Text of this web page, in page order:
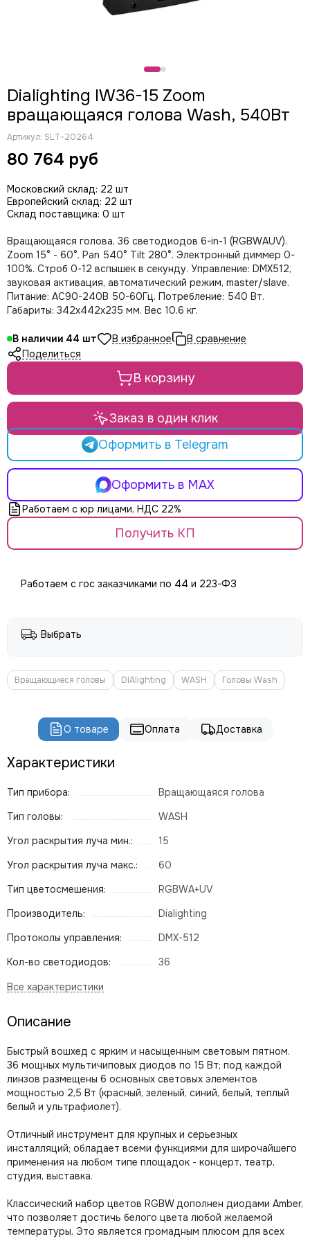
DJ POWER
Fine ART
Elation
ETC
EXE TECHNOLOGY (LITEC)
Global Effects
High End Systems
I LIGHTING
INVOLIGHT
JB LIGHTING
LE MAITRE
LightCraft
Light Sky
Look Solutions
LevelUp цепные тали
MA Lighting
Magmatic FX
Neutron
NICOLAUDIE (SUNLITE)
NICOLAUDIE ARCHITECTURAL
Philips
ROBE
PROLIGHTS
Seetronic
ShowLight
SmokeGENIE
SMOKE FACTORY
STAGE4
Stagemaker
YODN
ЯRILO Pro
CVGAUDIO
СТРОЙЦИРК
Dialighting IW36-15 Zoom
вращающаяся голова Wash, 540Вт
Артикул: SLT-20264
80 764 руб
Московский склад: 22 шт
Европейский склад: 22 шт
Склад поставщика: 0 шт
Вращающаяся голова, 36 светодиодов 6-in-1 (RGBWAUV).
Zoom 15° - 60°. Раn 540° Tilt 280°. Электронный диммер 0-
100%. Строб 0-12 вспышек в секунду. Управление: DMX512,
звуковая активация, автоматический режим, master/slave.
Питание: AC90-240В 50-60Гц. Потребление: 540 Вт.
Габариты: 342х442х235 мм. Вес 10.6 кг.
В наличии 44
Поделиться
В корзину
Заказ в один клик
Оформить в Telegram
Оформить в MAX
Работаем с юр лицами, НДС 22%
Получить КП
Работаем с гос заказчиками по 44 и 223-ФЗ
Выбрать
Вращающиеся головы DIAlighting WASH Головы Wash
О товаре Оплата Доставка
Характеристики
Тип прибора:
Вращающаяся голова
Тип головы:
WASH
Угол раскрытия луча мин.:
15
Угол раскрытия луча макс.:
60
Тип цветосмешения:
RGBWA+UV
Производитель:
Dialighting
Протоколы управления:
DMX-512
Кол-во светодиодов:
36
Описание
Быстрый вошхед с ярким и насыщенным световым пятном.
36 мощных мультичиповых диодов по 15 Вт; под каждой
линзов размещены 6 основных световых элементов
мощностью 2,5 Вт (красный, зеленый, синий, белый, теплый
белый и ультрафиолет).
Отличный инструмент для крупных и серьезных
инсталляций; обладает всеми функциями для широчайшего
применения на любом типе площадок - концерт, театр,
студия, выставка.
Классический набор цветов RGBW дополнен диодами Amber,
что позволяет достичь белого цвета любой желаемой
температуры. Это является громадным плюсом для всех